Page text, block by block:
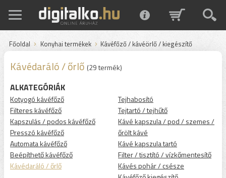
Főoldal Konyhai termékek Kávéfőző / kávéörlő / kiegészítő
Kávédaráló / őrlő (29 termék)
ALKATEGÓRIÁK
Kotyogó kávéfőző
Filteres kávéfőző
Kapszulás / podos kávéfőző
Presszó kávéfőző
Automata kávéfőző
Beépíthető kávéfőző
Kávédaráló / őrlő
Tejhabosító
Tejtartó / tejhűtő
Kávé kapszula / pod / szemes /
őrölt kávé
Kávé kapszula tartó
Filter / tisztító / vízkőmentesítő
Kávés pohár / csésze